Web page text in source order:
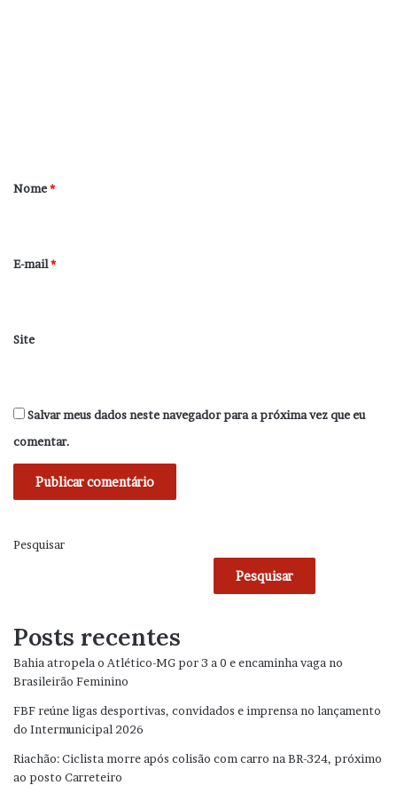
r
*
Nome*
E-mail*
Site
Salvar meus dados neste navegador para a próxima vez que eu
comentar.
Pesquisar
Pesquisar
Posts recentes
Bahia atropela o Atlético-MG por 3 a 0 e encaminha vaga no
Brasileirão Feminino
FBF reúne ligas desportivas, convidados e imprensa no lançamento
do Intermunicipal 2026
Riachão: Ciclista morre após colisão com carro na BR-324, próximo
ao posto Carreteiro